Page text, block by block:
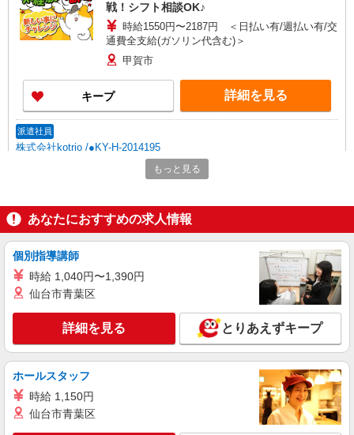
戦！シフト相談OK♪
時給1550円〜2187円 ＜日払い有/週払い有/交
通費全支給(ガソリン代含む)＞
甲賀市
キープ 詳細を見る
派遣社員
株式会社kotrio /●KY-H-2014195
≪貴生川駅≫年齢不問！０からスタートでも活
躍できる看護助手♪
通費全支給(ガソリン代含む)＞
甲賀市
キープ 詳細を見る
株式会社kotrio /●KY-H-2014202
≪水口駅≫年齢不問！０からスタートでも活躍
できる看護助手♪
時給1550円〜2187円 ＜日払い有/週払い有/交
もっと見る
あなたにおすすめの求人情報
個別指導講師
時給 1,040円〜1,390円
仙台市青葉区
詳細を見る とりあえずキープ
ホールスタッフ
時給 1,150円
仙台市青葉区